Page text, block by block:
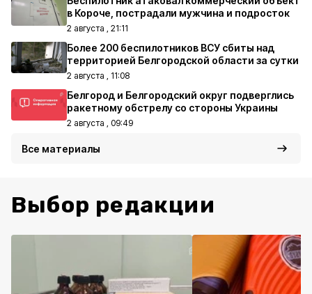
в Короче, пострадали мужчина и подросток
2 августа , 21:11
Более 200 беспилотников ВСУ сбиты над
территорией Белгородской области за сутки
2 августа , 11:08
Белгород и Белгородский округ подверглись
ракетному обстрелу со стороны Украины
2 августа , 09:49
Все материалы
Выбор редакции